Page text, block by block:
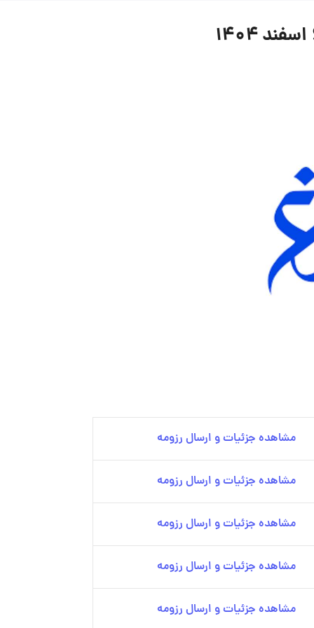
مشاهده جزئیات و ارسال رزومه
مشاهده جزئیات و ارسال رزومه
مشاهده جزئیات و ارسال رزومه
مشاهده جزئیات و ارسال رزومه
مشاهده جزئیات و ارسال رزومه